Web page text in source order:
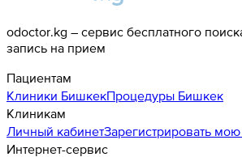
odoctor.kg – сервис бесплатного
запись на прием
Пациентам
Клиники БишкекПроцедуры Бишкек
Клиникам
Личный кабинетЗарегистрировать
Интернет-сервис